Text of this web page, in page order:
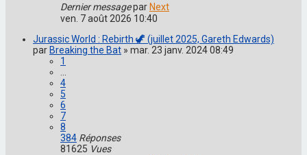
Dernier messageparNext
ven. 7 août 2026 10:40
Jurassic World : Rebirth 🦖 (juillet 2025, Gareth Edwards)
parBreaking the Bat » mar. 23 janv. 2024 08:49
1
4
5
6
7
8
384 Réponses
81625 Vues